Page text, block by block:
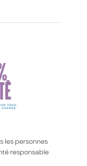
les personnes
responsable